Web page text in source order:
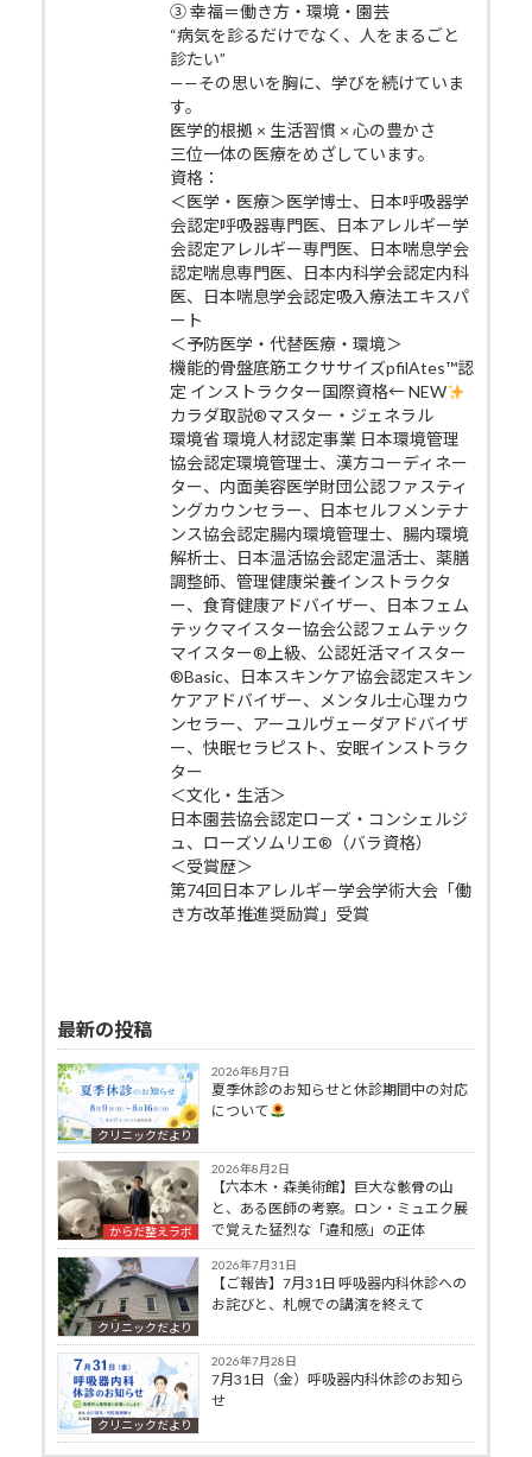
③ 幸福＝働き方・環境・園芸
“病気を診るだけでなく、人をまるごと
診たい”
——その思いを胸に、学びを続けていま
す。
医学的根拠 × 生活習慣 × 心の豊かさ
三位一体の医療をめざしています。
資格：
＜医学・医療＞医学博士、日本呼吸器学
会認定呼吸器専門医、日本アレルギー学
会認定アレルギー専門医、日本喘息学会
認定喘息専門医、日本内科学会認定内科
医、日本喘息学会認定吸入療法エキスパ
ート
＜予防医学・代替医療・環境＞
機能的骨盤底筋エクササイズpfilAtes™認
定 インストラクター国際資格← NEW
カラダ取説®マスター・ジェネラル
環境省 環境人材認定事業 日本環境管理
協会認定環境管理士、漢方コーディネー
ター、内面美容医学財団公認ファスティ
ングカウンセラー、日本セルフメンテナ
ンス協会認定腸内環境管理士、腸内環境
解析士、日本温活協会認定温活士、薬膳
調整師、管理健康栄養インストラクタ
ー、食育健康アドバイザー、日本フェム
テックマイスター協会公認フェムテック
マイスター®上級、公認妊活マイスター
®Basic、日本スキンケア協会認定スキン
ケアアドバイザー、メンタル士心理カウ
ンセラー、アーユルヴェーダアドバイザ
ー、快眠セラピスト、安眠インストラク
ター
＜文化・生活＞
日本園芸協会認定ローズ・コンシェルジ
ュ、ローズソムリエ®（バラ資格）
＜受賞歴＞
第74回日本アレルギー学会学術大会「働
き方改革推進奨励賞」受賞
最新の投稿
クリニックだより
2026年8月7日
夏季休診のお知らせと休診期間中の対応
について
からだ整えラボ
2026年8月2日
【六本木・森美術館】巨大な骸骨の山
と、ある医師の考察。ロン・ミュエク展
で覚えた猛烈な「違和感」の正体
クリニックだより
2026年7月31日
【ご報告】7月31日 呼吸器内科休診への
お詫びと、札幌での講演を終えて
クリニックだより
2026年7月28日
7月31日（金）呼吸器内科休診のお知ら
せ